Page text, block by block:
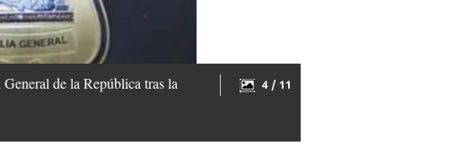
de la República tras la
4 / 11